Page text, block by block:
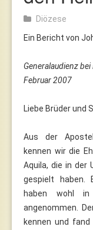
Diözese
Ein Bericht von
Generalaudienz
Februar 2007
Liebe Brüder und
Aus der
kennen wir die
Aquila, die in der
gespielt haben.
haben wohl
angenommen.
kennen und fand